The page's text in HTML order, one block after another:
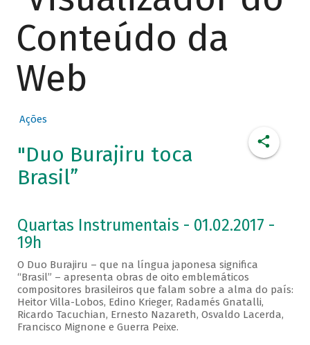
Conteúdo da
Web
Ações
"Duo Burajiru toca
Brasil”
Quartas Instrumentais - 01.02.2017 -
19h
O Duo Burajiru – que na língua japonesa significa
“Brasil” – apresenta obras de oito emblemáticos
compositores brasileiros que falam sobre a alma do país:
Heitor Villa-Lobos, Edino Krieger, Radamés Gnatalli,
Ricardo Tacuchian, Ernesto Nazareth, Osvaldo Lacerda,
Francisco Mignone e Guerra Peixe.